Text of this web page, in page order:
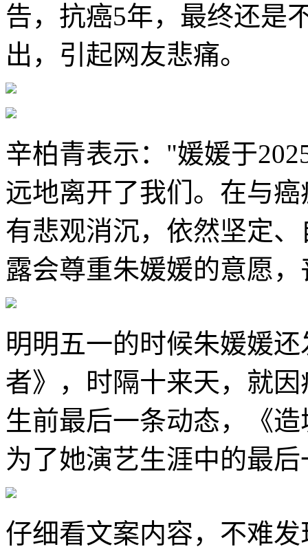
告，抗癌5年，最终还是
出，引起网友悲痛。
辛柏青表示："媛媛于
远地离开了我们。在与
有悲观消沉，依然坚定
露会尊重朱媛媛的意愿
明明五一的时候朱媛媛
者》，时隔十来天，就
生前最后一条动态，《
为了她演艺生涯中的最
仔细看文案内容，不难